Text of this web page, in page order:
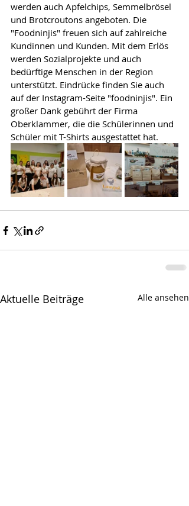
werden auch Apfelchips, Semmelbrösel
und Brotcroutons angeboten. Die
"Foodninjis" freuen sich auf zahlreiche
Kundinnen und Kunden. Mit dem Erlös
werden Sozialprojekte und auch
bedürftige Menschen in der Region
unterstützt. Eindrücke finden Sie auch
auf der Instagram-Seite "foodninjis". Ein
großer Dank gebührt der Firma
Oberklammer, die die Schülerinnen und
Schüler mit T-Shirts ausgestattet hat.
Aktuelle Beiträge Alle ansehen